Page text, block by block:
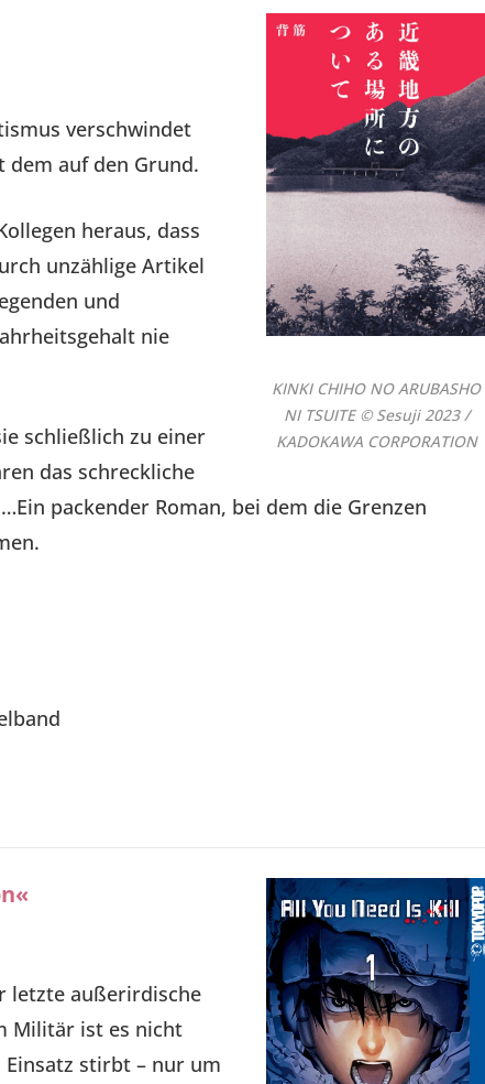
KINKI CHIHO NO ARUBASHO
NI TSUITE © Sesuji 2023 /
KADOKAWA CORPORATION
verschwindet
dem auf den Grund.
heraus, dass
unzählige Artikel
und
nie
schließlich zu einer
das schreckliche
packender Roman, bei dem die Grenzen
letzte außerirdische
Militär ist es nicht
stirbt – nur um